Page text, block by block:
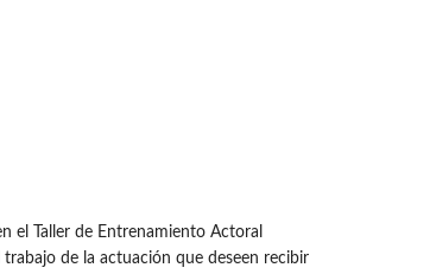
el Taller de Entrenamiento Actoral
de la actuación que deseen recibir